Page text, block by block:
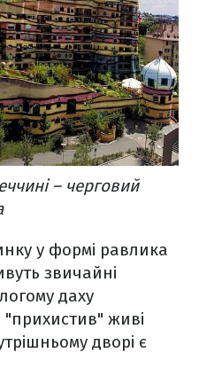
– черговий
у формі равлика
звичайні
даху
живі
дворі є